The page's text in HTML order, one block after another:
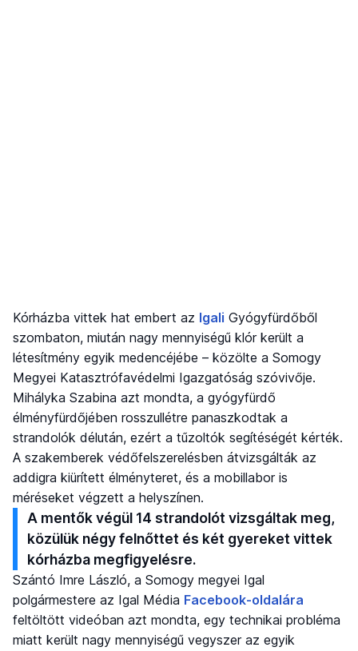
Kórházba vittek hat embert az Igali Gyógyfürdőből
szombaton, miután nagy mennyiségű klór került a
létesítmény egyik medencéjébe – közölte a Somogy
Megyei Katasztrófavédelmi Igazgatóság szóvivője.
Mihályka Szabina azt mondta, a gyógyfürdő
élményfürdőjében rosszullétre panaszkodtak a
strandolók délután, ezért a tűzoltók segítéségét kérték.
A szakemberek védőfelszerelésben átvizsgálták az
addigra kiürített élményteret, és a mobillabor is
méréseket végzett a helyszínen.
A mentők végül 14 strandolót vizsgáltak meg,
közülük négy felnőttet és két gyereket vittek
kórházba megfigyelésre.
Szántó Imre László, a Somogy megyei Igal
polgármestere az Igal Média Facebook-oldalára
feltöltött videóban azt mondta, egy technikai probléma
miatt került nagy mennyiségű vegyszer az egyik